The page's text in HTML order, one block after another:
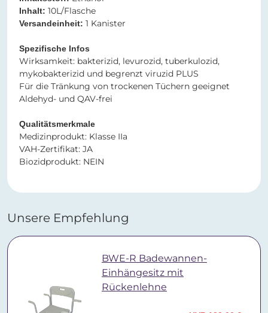
Inhalt: 10L/Flasche
Versandeinheit: 1 Kanister​​​​​​​
Spezifische Infos
Wirksamkeit: bakterizid, levurozid, tuberkulozid,
mykobakterizid und begrenzt viruzid PLUS
Für die Tränkung von trockenen Tüchern geeignet
Aldehyd- und QAV-frei
Qualitätsmerkmale
Medizinprodukt: Klasse IIa
VAH-Zertifikat: JA
Biozidprodukt: NEIN
Unsere Empfehlung
BWE-R Badewannen-
Einhängesitz mit
Rückenlehne